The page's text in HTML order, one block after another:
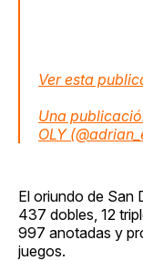
Ver esta
Una
OLY
El oriundo de San
437 dobles, 12
997 anotadas y
juegos.